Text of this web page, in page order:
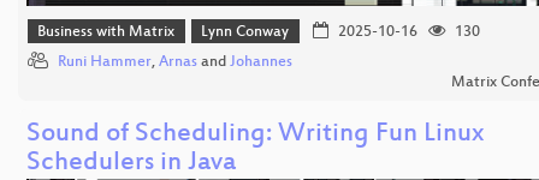
Business with Matrix Lynn Conway 2025-10-16
130
Runi Hammer, Arnas and Johannes
Matrix
Sound of Scheduling: Writing Fun Linux
Schedulers in Java